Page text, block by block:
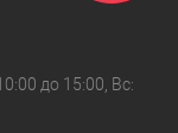
до 15:00, Вс: